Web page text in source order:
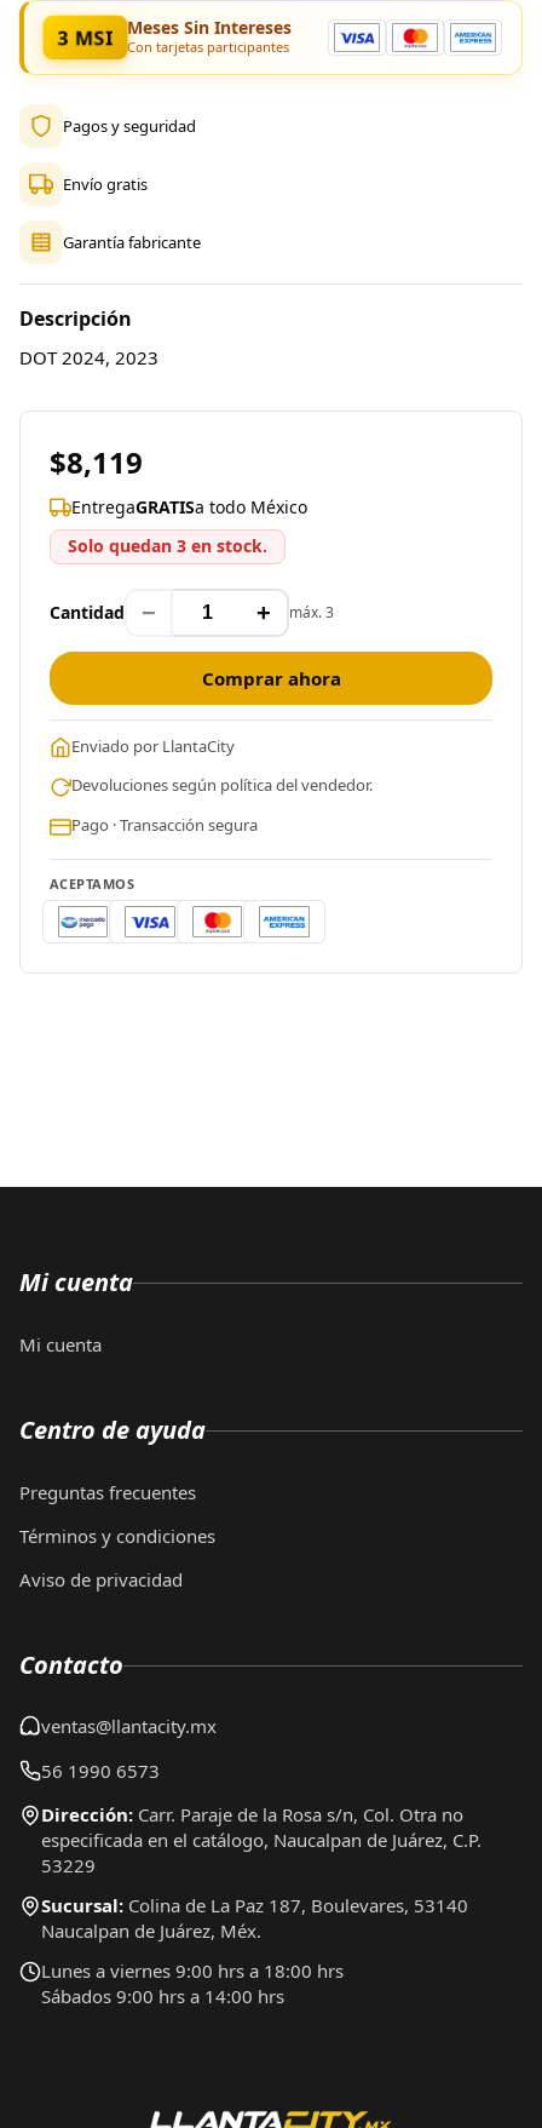
3 MSI Meses Sin Intereses
Con tarjetas participantes
Pagos y seguridad
Envío gratis
Garantía fabricante
Descripción
DOT 2024, 2023
$8,119
EntregaGRATISa todo México
Solo quedan 3 en stock.
Cantidad − + máx. 3
Comprar ahora
Enviado por LlantaCity
Devoluciones según política del vendedor.
Pago · Transacción segura
ACEPTAMOS
Mi cuenta
Mi cuenta
Centro de ayuda
Preguntas frecuentes
Términos y condiciones
Aviso de privacidad
Contacto
ventas@llantacity.mx
56 1990 6573
Dirección: Carr. Paraje de la Rosa s/n, Col. Otra no
especificada en el catálogo, Naucalpan de Juárez, C.P.
53229
Sucursal: Colina de La Paz 187, Boulevares, 53140
Naucalpan de Juárez, Méx.
Lunes a viernes 9:00 hrs a 18:00 hrs
Sábados 9:00 hrs a 14:00 hrs